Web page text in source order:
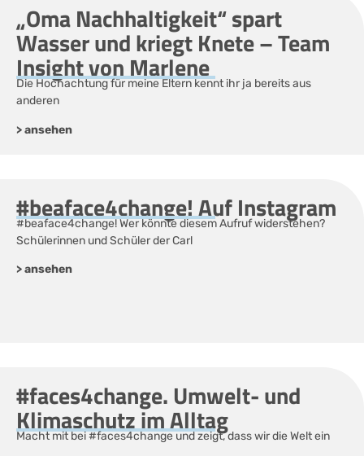
„Oma Nachhaltigkeit“ spart
Wasser und kriegt Knete – Team
Insight von Marlene
Die Hochachtung für meine Eltern kennt ihr ja bereits aus
anderen
> ansehen
#beaface4change! Auf Instagram
#beaface4change! Wer könnte diesem Aufruf widerstehen?
Schülerinnen und Schüler der Carl
> ansehen
#faces4change. Umwelt- und
Klimaschutz im Alltag
Macht mit bei #faces4change und zeigt, dass wir die Welt ein